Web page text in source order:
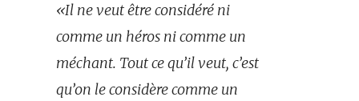
«Il ne veut être considéré ni
comme un héros ni comme un
méchant. Tout ce qu’il veut, c’est
qu’on le considère comme un